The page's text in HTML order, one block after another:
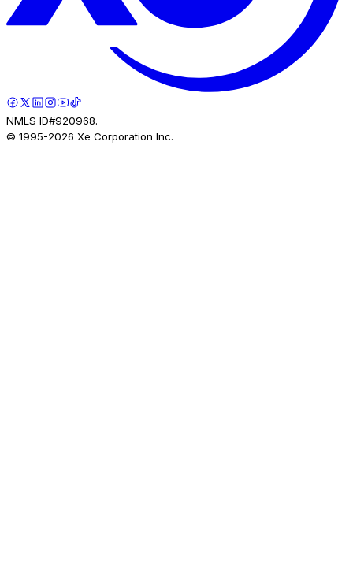
NMLS ID#920968.
© 1995-2026 Xe Corporation Inc.